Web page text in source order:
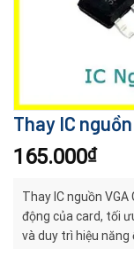
Thay IC nguồn
165.000₫
Thay IC nguồn
động của card, tối
và duy trì hiệu năng